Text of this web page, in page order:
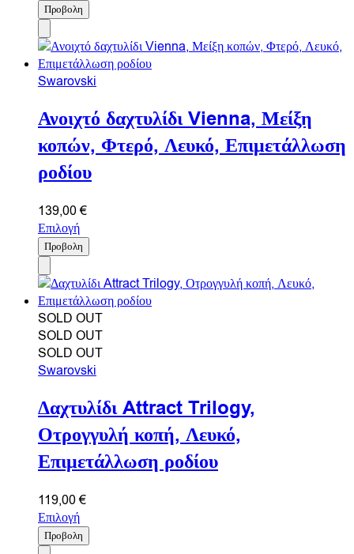
Προβολη
Swarovski
Ανοιχτό δαχτυλίδι Vienna, Μείξη
κοπών, Φτερό, Λευκό, Επιμετάλλωση
ροδίου
139,00€
Επιλογή
Προβολη
SOLD OUT
SOLD OUT
SOLD OUT
Swarovski
Δαχτυλίδι Attract Trilogy,
Οτρογγυλή κοπή, Λευκό,
Επιμετάλλωση ροδίου
119,00€
Επιλογή
Προβολη